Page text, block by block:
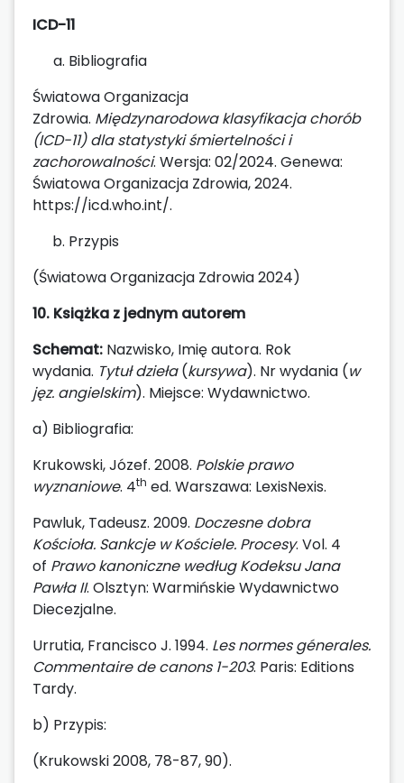
ICD-11
Bibliografia
Światowa Organizacja
Zdrowia. Międzynarodowa klasyfikacja chorób
(ICD-11) dla statystyki śmiertelności i
zachorowalności. Wersja: 02/2024. Genewa:
Światowa Organizacja Zdrowia, 2024.
https://icd.who.int/.
Przypis
(Światowa Organizacja Zdrowia 2024)
10. Książka z jednym autorem
Schemat: Nazwisko, Imię autora. Rok
wydania. Tytuł dzieła(kursywa). Nr wydania (w
jęz. angielskim). Miejsce: Wydawnictwo.
a) Bibliografia:
Krukowski, Józef. 2008. Polskie prawo
wyznaniowe. 4th ed. Warszawa: LexisNexis.
Pawluk, Tadeusz. 2009. Doczesne dobra
Kościoła. Sankcje w Kościele. Procesy. Vol. 4
of Prawo kanoniczne według Kodeksu Jana
Pawła II. Olsztyn: Warmińskie Wydawnictwo
Diecezjalne.
Urrutia, Francisco J. 1994. Les normes génerales.
Commentaire de canons 1-203. Paris: Editions
Tardy.
b) Przypis:
(Krukowski 2008, 78-87, 90).